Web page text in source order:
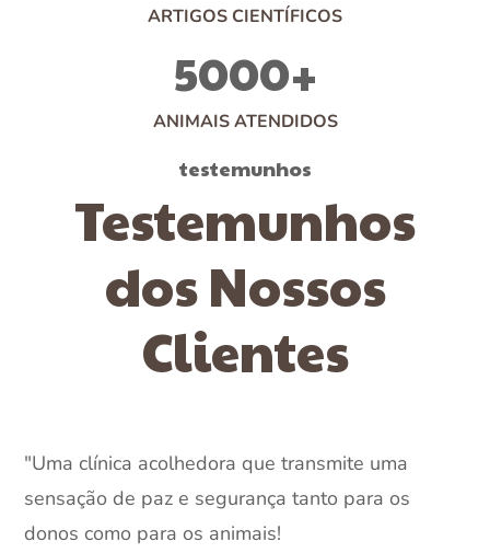
ARTIGOS CIENTÍFICOS
5000+
ANIMAIS ATENDIDOS
testemunhos
Testemunhos
dos Nossos
Clientes
"Uma clínica acolhedora que transmite uma
sensação de paz e segurança tanto para os
donos como para os animais!
"Equipa maravilhosa, atenciosa e sempre
Fui operado nesta clínica há mais
ano e estiveram sempre a acompanhar a
recuperação... Noutra altura fui mordido
, tratam muito bem dos